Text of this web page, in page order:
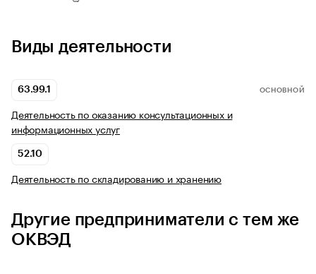
Виды деятельности
63.99.1 ОСНОВНОЙ
Деятельность по оказанию консультационных и
информационных услуг
52.10
Деятельность по складированию и хранению
Другие предприниматели с тем же
ОКВЭД